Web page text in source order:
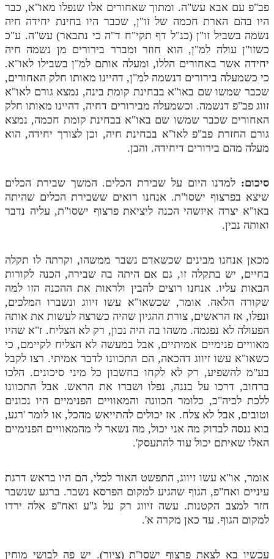
לאתר ספר הרב
דף היומי בזוהר הקדוש
פב"פ עם אבא עש"ה. ומתוך שאחורים אלו שנפלו מאו"א, כבר
היו בהם הארת חכמה של זו"ן, שכבר היו בחינת יחידה חיה
נשמה בשביל זו"ן (כנ"ל דף תקי"ח ד"ה כי נתבאר) עש"ה. ע"כ
כשזו"ן עולה למ"ן, הוא חוזר ומברר בירורים מן נשמה חיה
יחידה אשר באחורים הללו, ומעלה אותם למ"ן בשבילו לאו"א.
כי כשמעלה בירורים דנשמה למ"ן, דהיינו מאותו חלק האחורים,
שכבר שמשו שם באו"א בבחינת קומת בינה, נמצא גורם לאו"א
זווג פב"פ דנשמה. וכשמעלה מבירורים דחיה, דהיינו מאותו חלק
האחורים שכבר שמשו שם באו"א בבחינת קומת חכמה, נמצא
גורם החזרת פב"פ לאו"א בבחינת חיה, וכן לצורך יחידה, הוא
מעלה מהם בירורים דיחידה. והבן.
סיכום: למדנו היום על שבירת הכלים. המשך שבירת הכלים
שיצא בפרצוף ישסו"ת. אנחנו רואים ששבירת הכלים שהיתה
באו"א יצרה איזשהי הכנה ליציאת פרצוף ישסו"ת, עליה נדבר
ואותה נבין.
מכאן אנחנו מבינים שכשאדם נשבר ממשהו, וקרתה לו תקלה
בחיים, יש בתקלה זו, גם אם היתה בה שבירה, הכנה לקורות
הבאות עליו. אנחנו רוצים להבין ולראות את ההכנה הזו למה
שקורה הלאה. אומר, שכשאו"א עשו זיווג ונשברו המלכים,
ונפלו, אז הראשים, צורת ההגיון שהיה כשרצה לעשות את אותה
הפעולה לא נפגמה. משהו בה היה נכון, רק לא הצליח. ז"א שהיו
מאוויים פנימיים אמיתיים, אבל במעשה לא הצליח לקיימם, כי
כשאו"א עשו זיווג דהכאה, הם התכוונו לדבר אמיתי. רצו לקבל
בע"מ להשפיע, רק לא לקחו בחשבון כל מיני סיכונים. הלכו
ברחוב, דרכו על בננה, נפלו ושברו את הראש. אבל התכוונו
ללכת לביה"כ, כלומר הכוונה והמאוויים הפנימיים היו נכונים
וטובים, אבל לא צלח. אז יכולים להתייאש מהכל, או לומר 'רגע,
בוא ננסה לבדוק מה אני יכול, מה נשאר לי מהמאוויים הפנימיים
האלו שאיתם יכול עוד להתעסק'.
אומר, או"א עשו זיווג, התפשט האור לכלי, הם היו בראש דרגת
עיניים ואח"פ, הגוף שהגיע למקום הפרסא נשבר. ברגע שנשבר
חזר למצב הקטנות. עשה זיווג רק על ג"ע ואח"פ אלה ירדו
למקום הגוף. עד כאן מקרה א'.
עכשיו בא לצאת פרצוף ישסו"ת (ציור). יש פה לבושי מוחין